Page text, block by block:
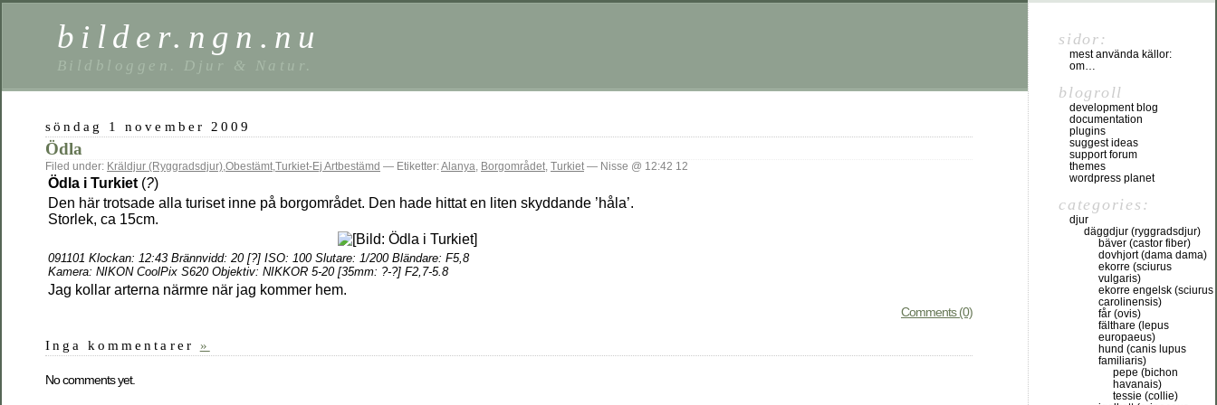
bilder.ngn.nu
Bildbloggen. Djur & Natur.
söndag 1 november 2009
Ödla
Filed under: Kräldjur (Ryggradsdjur),Obestämt,Turkiet-Ej Artbestämd — Etiketter:Alanya, Borgområdet, Turkiet— Nisse @ 12:42 12
Ödla i Turkiet (?)
Den här trotsade alla turiset inne på borgområdet. Den hade hittat en liten skyddande ’håla’.
Storlek, ca 15cm.
091101 Klockan: 12:43 Brännvidd: 20 [?] ISO: 100 Slutare: 1/200 Bländare: F5,8
Kamera: NIKON CoolPix S620 Objektiv: NIKKOR 5-20 [35mm: ?-?] F2,7-5.8
Jag kollar arterna närmre när jag kommer hem.
Comments (0)
Inga kommentarer »
No comments yet.
sidor:
mest använda källor:
om…
blogroll
development blog
documentation
plugins
suggest ideas
support forum
themes
wordpress planet
categories:
djur
däggdjur (ryggradsdjur)
bäver (castor fiber)
dovhjort (dama dama)
ekorre (sciurus
vulgaris)
ekorre engelsk (sciurus
carolinensis)
får (ovis)
fälthare (lepus
europaeus)
hund (canis lupus
familiaris)
pepe (bichon
havanais)
tessie (collie)